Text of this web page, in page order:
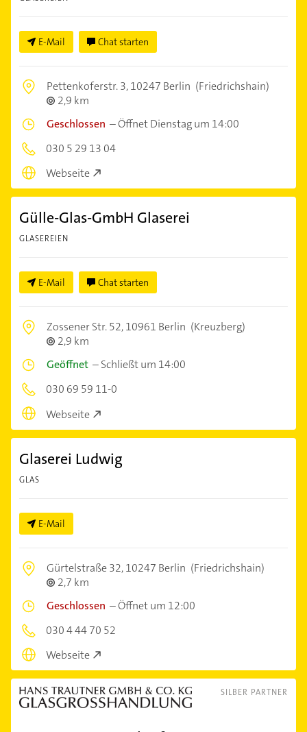
E-Mail Chat starten
Pettenkoferstr. 3,10247 Berlin (Friedrichshain)
2,9 km
Geschlossen –Öffnet Dienstag um 14:00
030 5 29 13 04
Webseite
Gülle-Glas-GmbH Glaserei
GLASEREIEN
E-Mail Chat starten
Zossener Str. 52,10961 Berlin (Kreuzberg)
2,9 km
Geöffnet –Schließt um 14:00
030 69 59 11-0
Webseite
Glaserei Ludwig
GLAS
E-Mail
Gürtelstraße 32,10247 Berlin (Friedrichshain)
2,7 km
Geschlossen –Öffnet um 12:00
030 4 44 70 52
Webseite
SILBER PARTNER